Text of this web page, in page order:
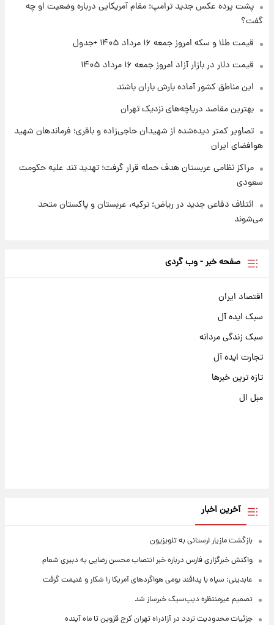
۱ روز پیش
۱ روز پیش
شد
پشت پرده عکس جدید ترامپ؛ مقام آمریکایی درباره وضعیت او چه
گفت؟
قیمت طلا و سکه امروز جمعه ۱۶ مرداد ۱۴۰۵ +جدول
قیمت دلار در بازار آزاد امروز جمعه ۱۶ مرداد ۱۴۰۵
این مناطق کشور آماده بارش باران باشند
بهترین مقاصد دریاچه‌های نزدیک تهران
تصاویر کمتر دیده‌شده از شهیدان حاجی‌زاده و باقری؛ فرماندهان شهید
هوافضای ایران
مراکز نظامی عربستان هدف حمله قرار گرفت؛ تهدید تند علیه حکومت
سعودی
ائتلاف دفاعی جدید در ریاض؛ ترکیه، عربستان و پاکستان متحد
می‌شوند
صفحه خبر - وب گردی
اقتصاد ایران
سبک ایده آل
سبک زندگی مردانه
تجارت ایده آل
تازه ترین خبرها
مبل ال
آخرین اخبار
بازگشت مازیار لرستانی به تلویزیون
واکنش خبرگزاری فارس درباره خبر انتصاب محسن رضایی به دبیری شعام
عابدینی: سپاه با پدافند بومی هواگردهای آمریکا را شکار و غنیمت گرفت
تصمیم غیرمنتظره دیپ‌سیک خبرساز شد
جزئیات محدودیت تردد در آزادراه تهران کرج قزوین تا ماه آینده